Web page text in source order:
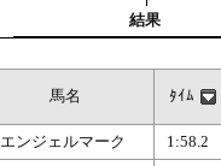
結果
馬名 ﾀｲﾑ
エンジェルマーク 1:58.2